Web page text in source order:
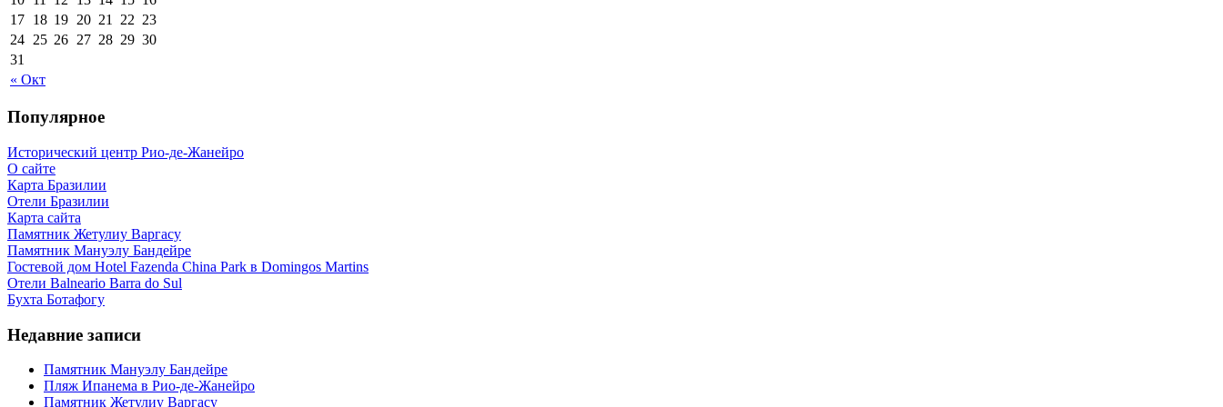
« Окт
17 18 19 20 21 22 23
24 25 26 27 28 29 30
31
Популярное
Исторический центр Рио-де-Жанейро
О сайте
Карта Бразилии
Отели Бразилии
Карта сайта
Памятник Жетулиу Варгасу
Памятник Мануэлу Бандейре
Гостевой дом Hotel Fazenda China Park в Domingos Martins
Отели Balneario Barra do Sul
Бухта Ботафогу
Недавние записи
Памятник Мануэлу Бандейре
Пляж Ипанема в Рио-де-Жанейро
Памятник Жетулиу Варгасу